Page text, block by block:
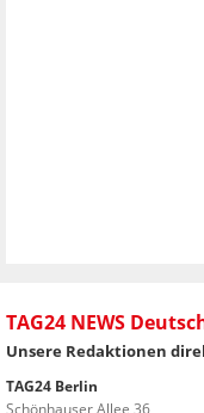
TAG24 NEWS
Unsere Redaktionen
TAG24 Berlin
Schönhauser Allee 36